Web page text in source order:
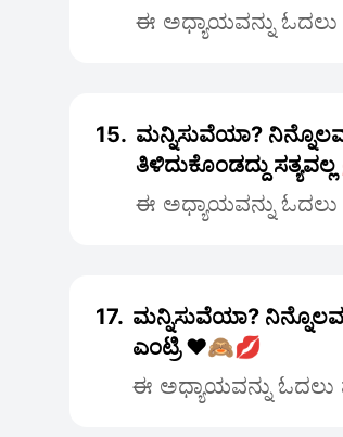
ಈ ಅಧ್ಯಾಯವನ್ನು
15. ಮನ್ನಿಸುವೆಯಾ?
ತಿಳಿದುಕೊಂಡದ್ದು
ಈ ಅಧ್ಯಾಯವನ್ನು
17. ಮನ್ನಿಸುವೆಯಾ?
ಎಂಟ್ರಿ ❤️🙈💋
ಈ ಅಧ್ಯಾಯವನ್ನು